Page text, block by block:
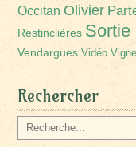
Occitan Olivier
Restinclières Sortie
Vendargues Vidéo Vigne
Rechercher